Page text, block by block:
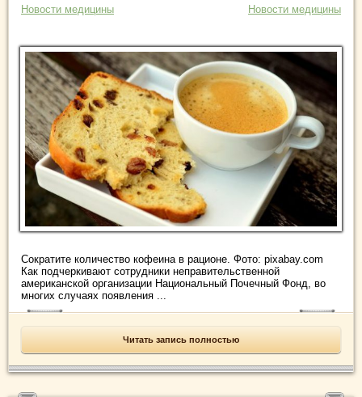
Новости медицины Новости медицины
Сократите количество кофеина в рационе. Фото: pixabay.com
Как подчеркивают сотрудники неправительственной
американской организации Национальный Почечный Фонд, во
многих случаях появления ...
Читать запись полностью